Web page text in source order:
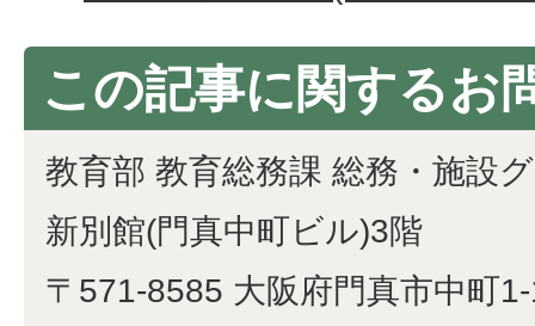
この記事に関するお
教育部 教育総務課 総務・施設
新別館(門真中町ビル)3階
〒571-8585 大阪府門真市中町